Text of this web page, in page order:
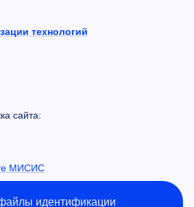
технологий
сайта:
МИСИС
организации
идентификации